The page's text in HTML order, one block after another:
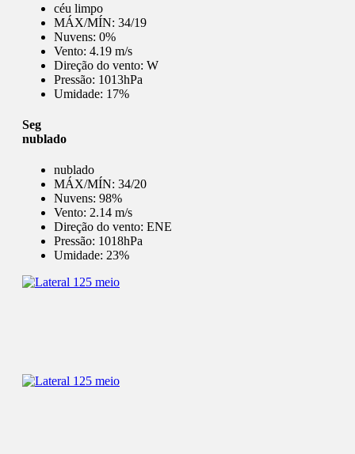
céu limpo
MÁX/MÍN: 34/19
Nuvens: 0%
Vento: 4.19 m/s
Direção do vento: W
Pressão: 1013hPa
Umidade: 17%
Seg
nublado
nublado
MÁX/MÍN: 34/20
Nuvens: 98%
Vento: 2.14 m/s
Direção do vento: ENE
Pressão: 1018hPa
Umidade: 23%